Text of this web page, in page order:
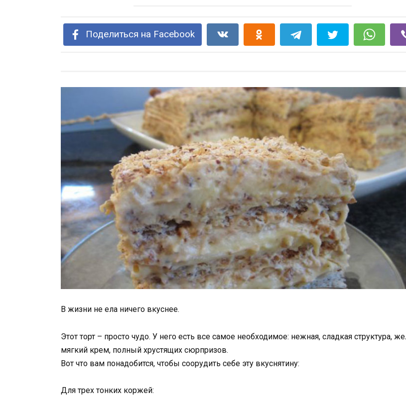
Поделиться на Facebook
В жизни не ела ничего вкуснее.
Этот торт – просто чудо. У него есть все самое необходимое: нежная, сладкая структура,
мягкий крем, полный хрустящих сюрпризов.
Вот что вам понадобится, чтобы соорудить себе эту вкуснятину:
Для трех тонких коржей: